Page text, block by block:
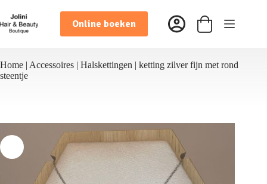
naar
de
inhoud
Online boeken Winkelwagen
Home | Accessoires | Halskettingen | ketting zilver fijn met rond
steentje